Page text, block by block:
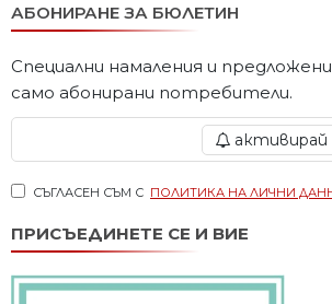
АБОНИРАНЕ ЗА БЮЛЕТИН
Специални намаления и
само абонирани потребители.
активирай
СЪГЛАСЕН СЪМ С ПОЛИТИКА НА ЛИЧНИ
ПРИСЪЕДИНЕТЕ СЕ И ВИЕ